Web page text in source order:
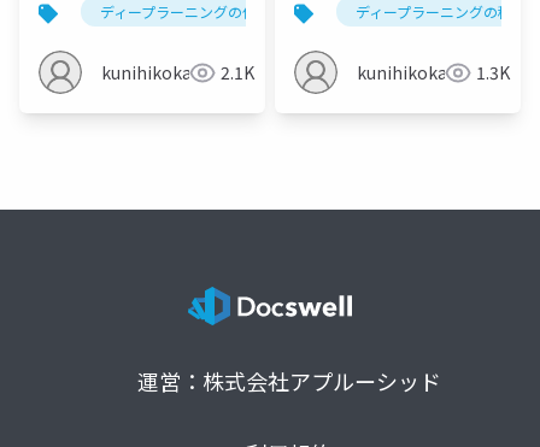
ディープラーニングの仕組み ディープラーニングの歴史
kunihikokaneko2.1K
ディープラーニングの種類
kunihikokaneko1.3K
運営：株式会社アプルーシッド